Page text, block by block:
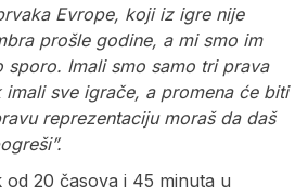
Evrope, koji iz igre nije
prošle godine, a mi smo im
sporo. Imali smo samo tri prava
imali sve igrače, a promena će biti
reprezentaciju moraš da daš
20 časova i 45 minuta u